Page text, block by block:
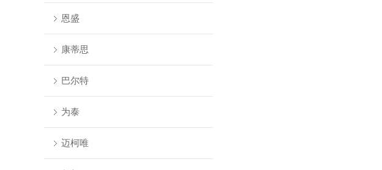
恩盛
康蒂思
巴尔特
为泰
迈柯唯